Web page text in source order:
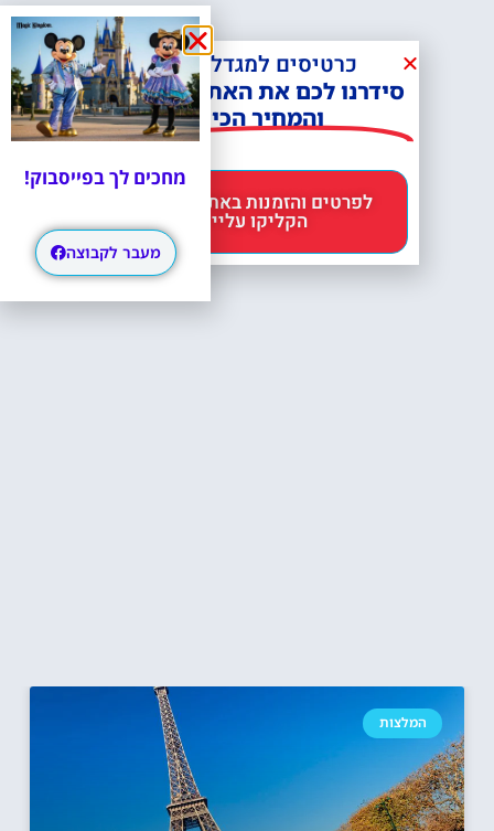
המלצות
כרטיסים למגדל אייפל?
סידרנו לכם את האתר הכי אמין -
והמחיר הכי זול!
הקליקו עליי 😊
מחכים לך בפייסבוק!
מעבר לקבוצה